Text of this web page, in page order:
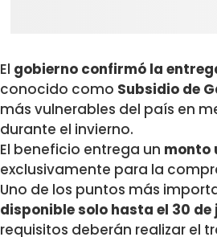
El gobierno confirmó la
conocido como Subsidio de
más vulnerables del país en
durante el invierno.
El beneficio entrega un monto
exclusivamente para la
Uno de los puntos más
disponible solo hasta el 30 de
requisitos deberán realizar el